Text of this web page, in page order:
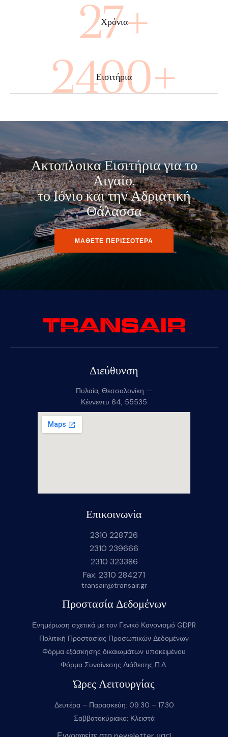
45+
Χρόνια
4000+
Εισιτήρια
Ακτοπλοικα Εισιτήρια για το
Αιγαίο,
το Ιόνιο και την Αδριατική
Θάλασσα
ΜΑΘΕΤΕ ΠΕΡΙΣΣΟΤΕΡΑ
Διεύθυνση
Πυλαία, Θεσσαλονίκη —
Κέννεντυ 64, 55535
Επικοινωνία
2310 228726
2310 239666
2310 323386
Fax: 2310 284271
transair@transair.gr
Προστασία Δεδομένων
Ενημέρωση σχετικά με τον Γενικό Κανονισμό GDPR
Πολιτική Προστασίας Προσωπικών Δεδομένων
Φόρμα εξάσκησης δικαιωμάτων υποκειμένου
Φόρμα Συναίνεσης Διάθεσης Π.Δ.
Ώρες Λειτουργίας
Δευτέρα – Παρασκεύη: 09.30 – 17.30
Σαββατοκύριακο: Κλειστά